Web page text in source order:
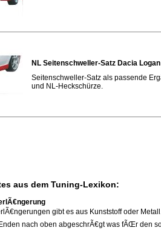
NL Seitenschweller-Satz Dacia Logan
Seitenschweller-Satz als passende
und NL-Heckschürze.
aus dem Tuning-Lexikon:
gibt es aus Kunststoff oder
nach oben abgeschrÃ€gt was fÃŒr den